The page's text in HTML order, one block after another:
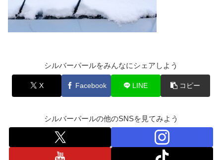
シルバーパールをみんなにシェアしよう
X Facebook LINE コピー
シルバーパールの他のSNSを見てみよう